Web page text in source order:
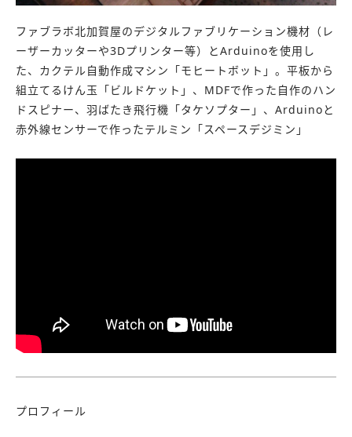
ファブラボ北加賀屋のデジタルファブリケーション機材（レ
ーザーカッターや3Dプリンター等）とArduinoを使用し
た、カクテル自動作成マシン「モヒートボット」。平板から
組立てるけん玉「ビルドケット」、MDFで作った自作のハン
ドスピナー、羽ばたき飛行機「タケソプター」、Arduinoと
赤外線センサーで作ったテルミン「スペースデジミン」
プロフィール